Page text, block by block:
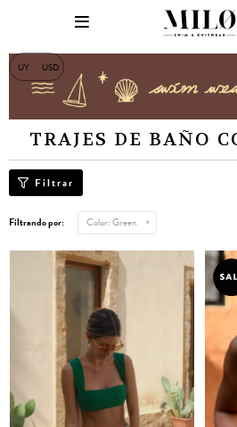
UY USD

TRAJES DE BAÑO
Filtrando por: Color:Green